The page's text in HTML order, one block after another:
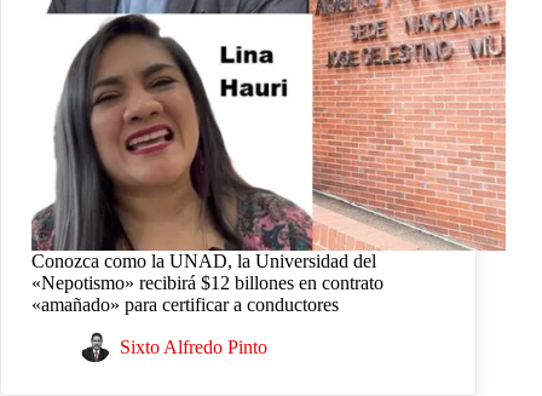
Conozca como la UNAD, la Universidad del
«Nepotismo» recibirá $12 billones en contrato
«amañado» para certificar a conductores
Sixto Alfredo Pinto